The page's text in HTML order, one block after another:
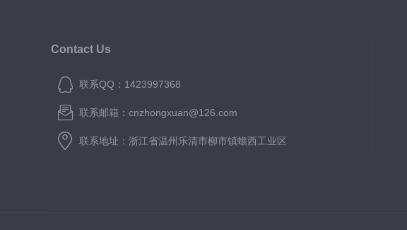
Contact Us
联系QQ：1423997368
联系邮箱：cnzhongxuan@126.com
联系地址：浙江省温州乐清市柳市镇蟾西工业区